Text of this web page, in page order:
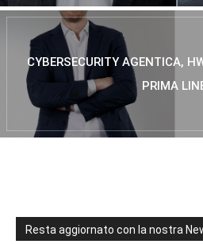
CYBERSECURITY AGENTICA,
PRIMA
Resta aggiornato con la nostra